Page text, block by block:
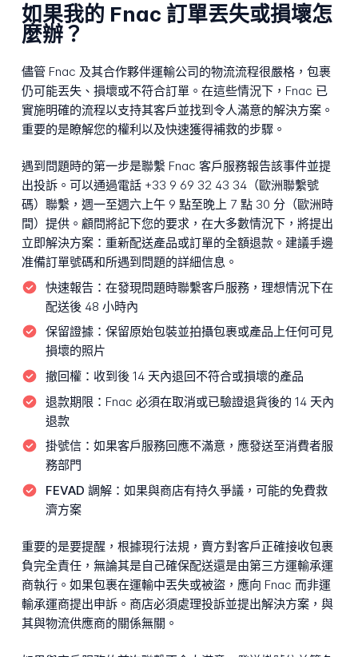
如果我的 Fnac 訂單丟失或損壞怎
麼辦？
儘管 Fnac 及其合作夥伴運輸公司的物流流程很嚴格，包裹
仍可能丟失、損壞或不符合訂單。在這些情況下，Fnac 已
實施明確的流程以支持其客戶並找到令人滿意的解決方案。
重要的是瞭解您的權利以及快速獲得補救的步驟。
遇到問題時的第一步是聯繫 Fnac 客戶服務報告該事件並提
出投訴。可以通過電話 +33 9 69 32 43 34（歐洲聯繫號
碼）聯繫，週一至週六上午 9 點至晚上 7 點 30 分（歐洲時
間）提供。顧問將記下您的要求，在大多數情況下，將提出
立即解決方案：重新配送產品或訂單的全額退款。建議手邊
准備訂單號碼和所遇到問題的詳細信息。
快速報告： 在發現問題時聯繫客戶服務，理想情況下在
配送後 48 小時內
保留證據： 保留原始包裝並拍攝包裹或產品上任何可見
損壞的照片
撤回權： 收到後 14 天內退回不符合或損壞的產品
退款期限： Fnac 必須在取消或已驗證退貨後的 14 天內
退款
掛號信： 如果客戶服務回應不滿意，應發送至消費者服
務部門
FEVAD 調解： 如果與商店有持久爭議，可能的免費救
濟方案
重要的是要提醒，根據現行法規，賣方對客戶正確接收包裹
負完全責任，無論其是自己確保配送還是由第三方運輸承運
商執行。如果包裹在運輸中丟失或被盜，應向 Fnac 而非運
輸承運商提出申訴。商店必須處理投訴並提出解決方案，與
其與物流供應商的關係無關。